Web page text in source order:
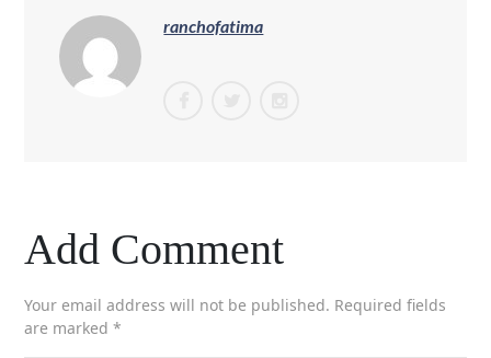
ranchofatima
Add Comment
Your email address will not be published. Required fields
are marked *